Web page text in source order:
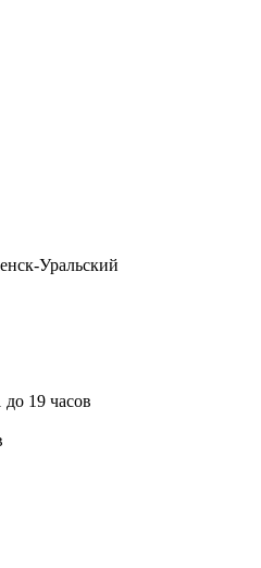
Уральский
19 часов